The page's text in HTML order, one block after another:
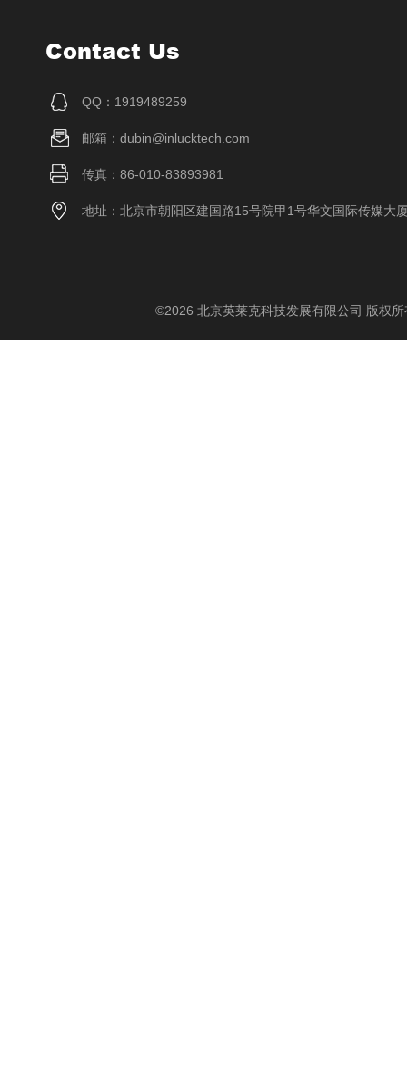
Contact Us
QQ：1919489259
邮箱：dubin@inlucktech.com
传真：86-010-83893981
地址：北京市朝阳区建国路15号院甲1号华文国际传媒大
©2026 北京英莱克科技发展有限公司 版